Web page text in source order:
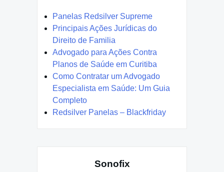
Panelas Redsilver Supreme
Principais Ações Jurídicas do
Direito de Familia
Advogado para Ações Contra
Planos de Saúde em Curitiba
Como Contratar um Advogado
Especialista em Saúde: Um Guia
Completo
Redsilver Panelas – Blackfriday
Sonofix